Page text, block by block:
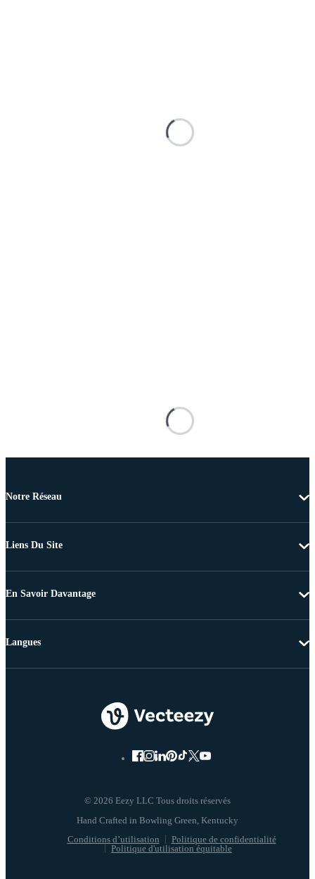
Notre Réseau
Liens Du Site
En Savoir Davantage
© 2026 Eezy LLC Tous droits réservés
Conditions d’utilisation
Politique de confidentialité
Politique d'utilisation équitable
Langues